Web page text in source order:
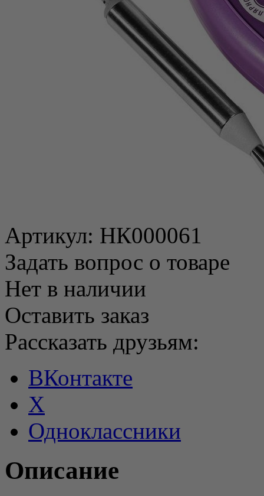
Артикул: НК000061
Задать вопрос о товаре
Нет в наличии
Оставить заказ
Рассказать друзьям:
ВКонтакте
X
Одноклассники
Описание